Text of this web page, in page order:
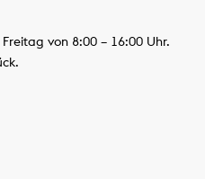
von 8:00 – 16:00 Uhr.